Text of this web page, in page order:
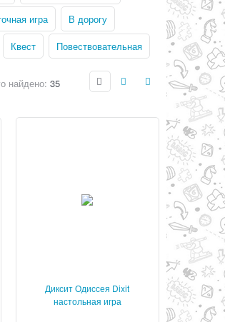
игра
В дорогу
Квест Повествовательная
найдено: 35
Диксит Одиссея Dixit
настольная игра